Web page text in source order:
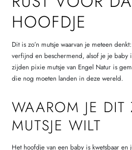
HOOFDJE
Dit is zo’n mutsje waarvan je meteen
verfijnd en beschermend, alsof je je baby
zijden pixie mutsje van Engel Natur is
die nog moeten landen in deze wereld.
WAAROM JE DIT
MUTSJE WILT
Het hoofdje van een baby is kwetsbaar en